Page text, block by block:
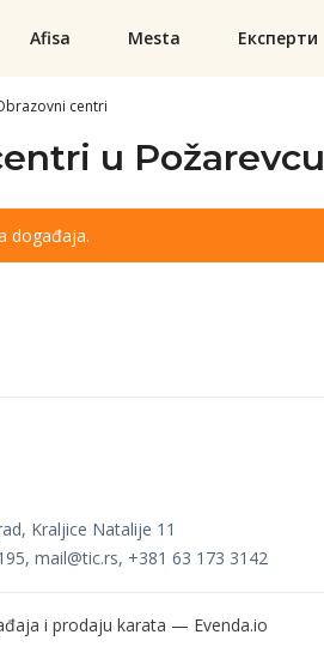
Afisa Mesta Експерти
centri
u Požarevcu
događaja.
Kraljice Natalije 11
mail@tic.rs, +381 63 173 3142
i prodaju karata — Evenda.io